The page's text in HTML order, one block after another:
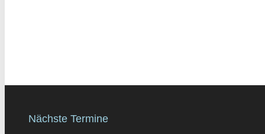
Nächste Termine